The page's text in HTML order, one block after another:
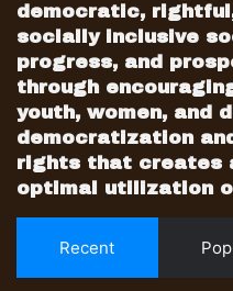
democratic,
socially inclusive
progress, and
through
youth, women, and
democratization
rights that creates
optimal utilization
Recent